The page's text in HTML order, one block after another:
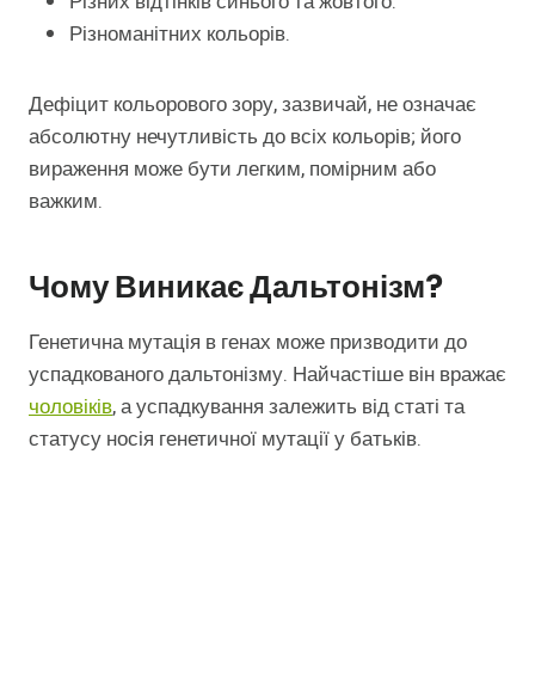
Різноманітних кольорів.
Дефіцит кольорового зору, зазвичай, не означає
абсолютну нечутливість до всіх кольорів; його
вираження може бути легким, помірним або
важким.
Чому Виникає Дальтонізм?
Генетична мутація в генах може призводити до
успадкованого дальтонізму. Найчастіше він вражає
чоловіків, а успадкування залежить від статі та
статусу носія генетичної мутації у батьків.